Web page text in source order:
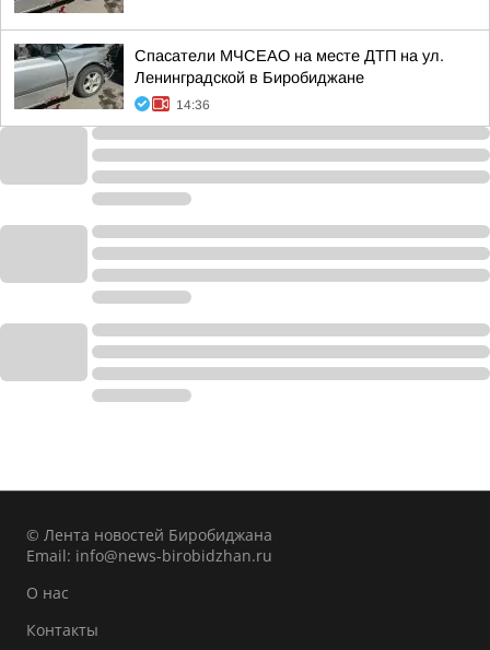
Спасатели МЧСЕАО на месте ДТП на ул.
Ленинградской в Биробиджане
14:36
© Лента новостей Биробиджана
Email: info@news-birobidzhan.ru
О нас
Контакты